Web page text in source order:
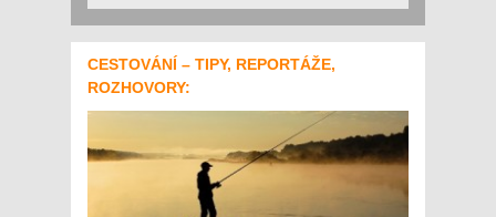
CESTOVÁNÍ – TIPY, REPORTÁŽE,
ROZHOVORY: